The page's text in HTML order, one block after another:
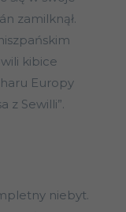
zamilknął.
kibice
Europy
z Sewilli”.
niebyt.